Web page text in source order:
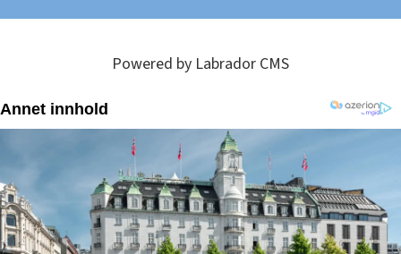
Powered by Labrador CMS